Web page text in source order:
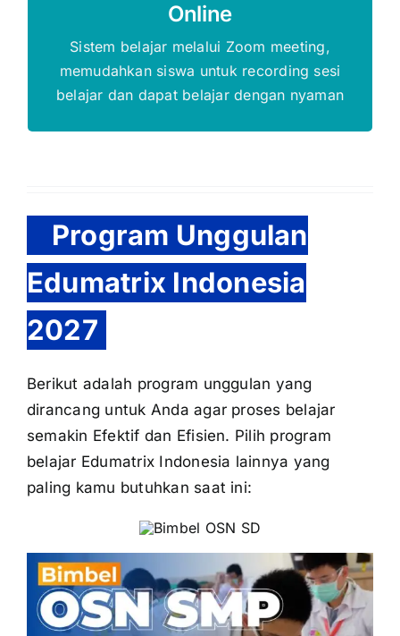
Online
Sistem belajar melalui Zoom meeting,
memudahkan siswa untuk recording sesi
belajar dan dapat belajar dengan nyaman
DAFTAR SEKARANG
Program Unggulan
Edumatrix Indonesia
2027
Berikut adalah program unggulan yang
dirancang untuk Anda agar proses belajar
semakin Efektif dan Efisien. Pilih program
belajar Edumatrix Indonesia lainnya yang
paling kamu butuhkan saat ini: